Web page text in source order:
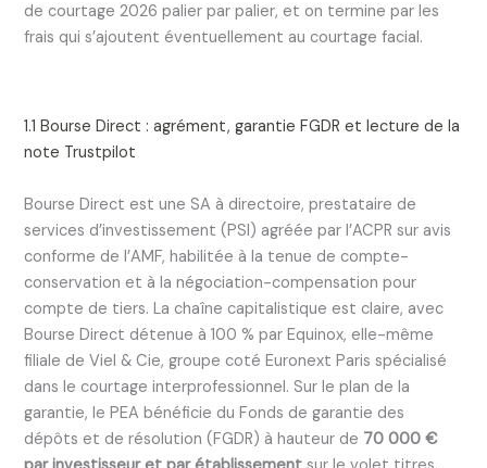
de courtage 2026 palier par palier, et on termine par les
frais qui s’ajoutent éventuellement au courtage facial.
1.1 Bourse Direct : agrément, garantie FGDR et lecture de la
note Trustpilot
Bourse Direct est une SA à directoire, prestataire de
services d’investissement (PSI) agréée par l’ACPR sur avis
conforme de l’AMF, habilitée à la tenue de compte-
conservation et à la négociation-compensation pour
compte de tiers. La chaîne capitalistique est claire, avec
Bourse Direct détenue à 100 % par Equinox, elle-même
filiale de Viel & Cie, groupe coté Euronext Paris spécialisé
dans le courtage interprofessionnel. Sur le plan de la
garantie, le PEA bénéficie du Fonds de garantie des
dépôts et de résolution (FGDR) à hauteur de 70 000 €